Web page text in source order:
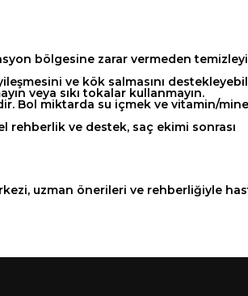
bölgesine zarar vermeden
ve kök salmasını
veya sıkı tokalar kullanmayın.
Bol miktarda su içmek ve vitamin/
rehberlik ve destek, saç ekimi sonrası
uzman önerileri ve rehberliğiyle